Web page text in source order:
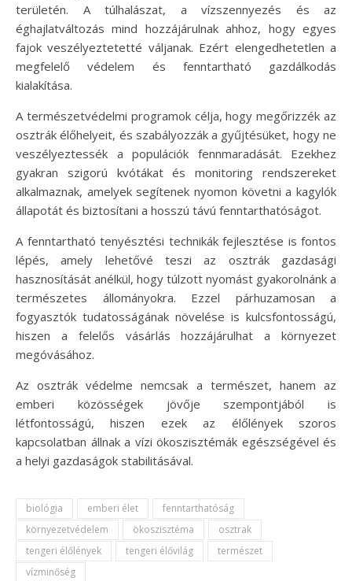
területén. A túlhalászat, a vízszennyezés és az
éghajlatváltozás mind hozzájárulnak ahhoz, hogy egyes
fajok veszélyeztetetté váljanak. Ezért elengedhetetlen a
megfelelő védelem és fenntartható gazdálkodás
kialakítása.
A természetvédelmi programok célja, hogy megőrizzék az
osztrák élőhelyeit, és szabályozzák a gyűjtésüket, hogy ne
veszélyeztessék a populációk fennmaradását. Ezekhez
gyakran szigorú kvótákat és monitoring rendszereket
alkalmaznak, amelyek segítenek nyomon követni a kagylók
állapotát és biztosítani a hosszú távú fenntarthatóságot.
A fenntartható tenyésztési technikák fejlesztése is fontos
lépés, amely lehetővé teszi az osztrák gazdasági
hasznosítását anélkül, hogy túlzott nyomást gyakorolnánk a
természetes állományokra. Ezzel párhuzamosan a
fogyasztók tudatosságának növelése is kulcsfontosságú,
hiszen a felelős vásárlás hozzájárulhat a környezet
megóvásához.
Az osztrák védelme nemcsak a természet, hanem az
emberi közösségek jövője szempontjából is
létfontosságú, hiszen ezek az élőlények szoros
kapcsolatban állnak a vízi ökoszisztémák egészségével és
a helyi gazdaságok stabilitásával.
biológia emberi élet
fenntarthatóság
környezetvédelem
ökoszisztéma
osztrak
tengeri élőlények
tengeri élővilág
természet
vízminőség